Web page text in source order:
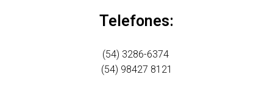
Telefones:
(54) 3286-6374
(54) 98427 8121